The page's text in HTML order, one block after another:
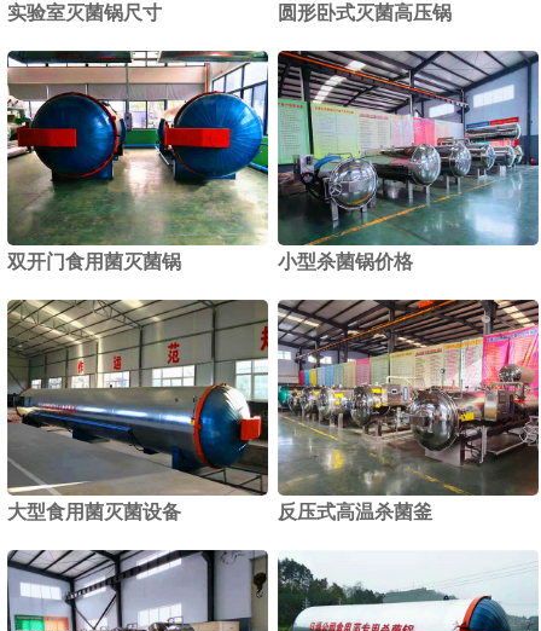
1 2
实验室灭菌锅尺寸 圆形卧式灭菌高压锅
双开门食用菌灭菌锅 小型杀菌锅价格
大型食用菌灭菌设备 反压式高温杀菌釜